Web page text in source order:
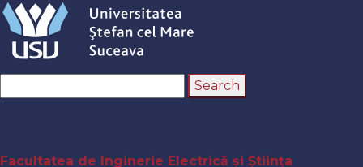
Facultatea de Inginerie Electrică și Știința